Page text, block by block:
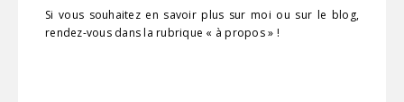
Si vous souhaitez en savoir plus sur moi ou sur le blog,
rendez-vous dans la rubrique « à propos » !